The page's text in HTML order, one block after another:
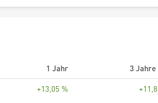
1 Jahr 3 Jahre
+13,05 %